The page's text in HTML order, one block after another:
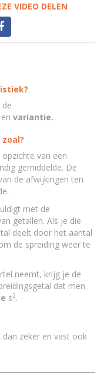
VIDEO DELEN
en variantie.
van een
gemiddelde. De
de afwijkingen ten
met de
getallen. Als je die
deelt door het aantal
de spreiding weer te
neemt, krijg je de
dat men
s2.
zeker en vast ook